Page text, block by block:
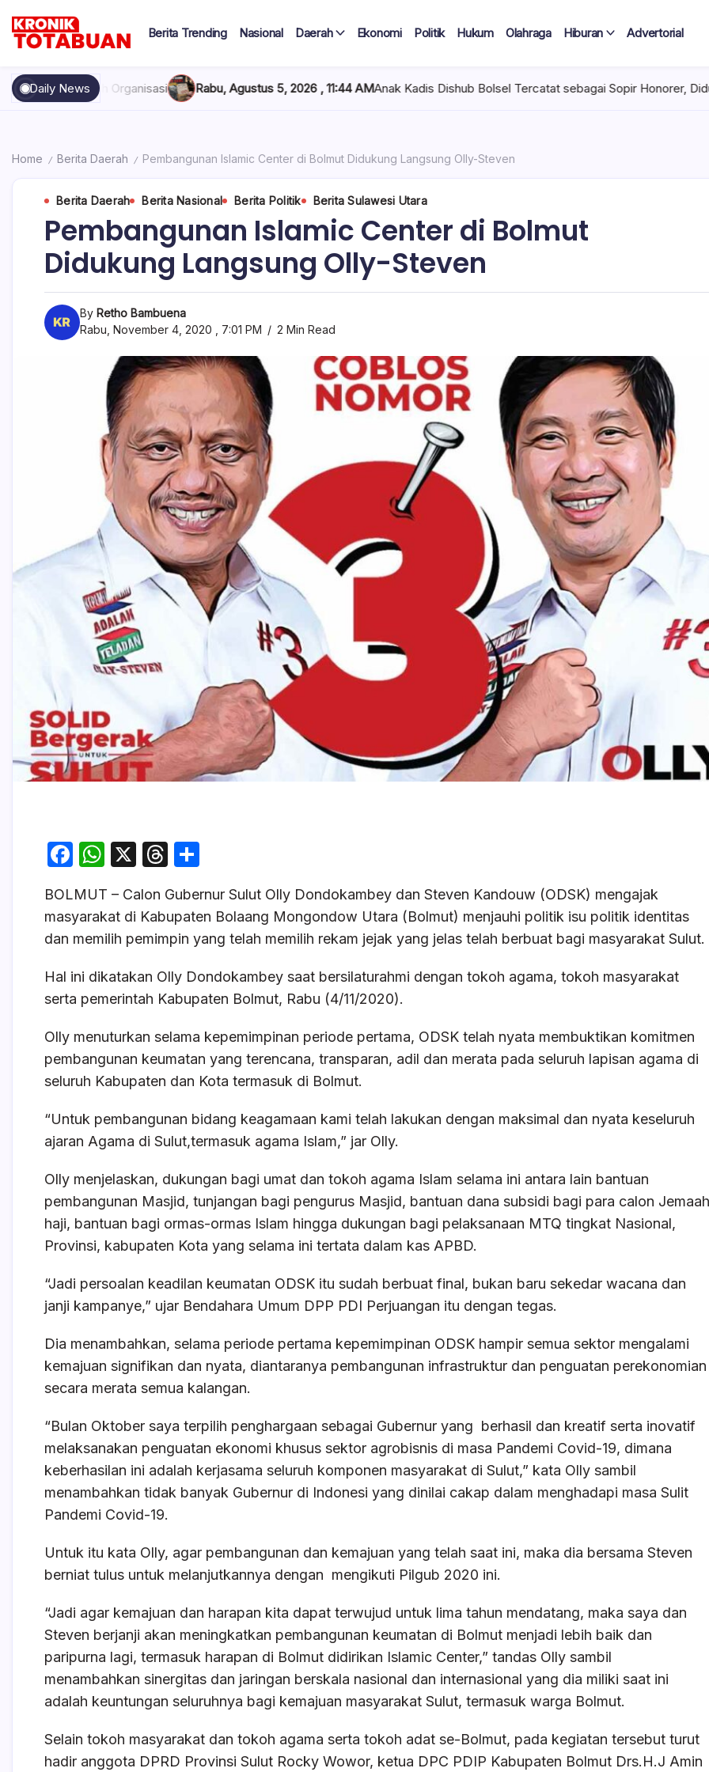
content
Totabuan
Terkini
hari
ini
Berita Trending Nasional Daerah Ekonomi Politik Hukum Olahraga Hiburan Advertorial
Daily NewsRabu, Agustus 5, 2026 , 11:44 AMAnak Kadis Dishub Bolsel Tercatat sebagai Sopir Honorer, Diduga Tak Pernah
Home / Berita Daerah / Pembangunan Islamic Center di Bolmut Didukung Langsung Olly-Steven
Berita Daerah Berita Nasional Berita Politik Berita Sulawesi Utara
Pembangunan Islamic Center di Bolmut
Didukung Langsung Olly-Steven
By Retho Bambuena
Rabu, November 4, 2020 , 7:01 PM
2 Min Read
F
c
e
o
o
k
W
at
s
p
p
X
T
e
a
d
s
ar
e
BOLMUT – Calon Gubernur Sulut Olly Dondokambey dan Steven Kandouw (ODSK) mengajak
masyarakat di Kabupaten Bolaang Mongondow Utara (Bolmut) menjauhi politik isu politik identitas
dan memilih pemimpin yang telah memilih rekam jejak yang jelas telah berbuat bagi masyarakat Sulut.
Hal ini dikatakan Olly Dondokambey saat bersilaturahmi dengan tokoh agama, tokoh masyarakat
serta pemerintah Kabupaten Bolmut, Rabu (4/11/2020).
Olly menuturkan selama kepemimpinan periode pertama, ODSK telah nyata membuktikan komitmen
pembangunan keumatan yang terencana, transparan, adil dan merata pada seluruh lapisan agama di
seluruh Kabupaten dan Kota termasuk di Bolmut.
“Untuk pembangunan bidang keagamaan kami telah lakukan dengan maksimal dan nyata keseluruh
ajaran Agama di Sulut,termasuk agama Islam,” jar Olly.
Olly menjelaskan, dukungan bagi umat dan tokoh agama Islam selama ini antara lain bantuan
pembangunan Masjid, tunjangan bagi pengurus Masjid, bantuan dana subsidi bagi para calon Jemaah
haji, bantuan bagi ormas-ormas Islam hingga dukungan bagi pelaksanaan MTQ tingkat Nasional,
Provinsi, kabupaten Kota yang selama ini tertata dalam kas APBD.
“Jadi persoalan keadilan keumatan ODSK itu sudah berbuat final, bukan baru sekedar wacana dan
janji kampanye,” ujar Bendahara Umum DPP PDI Perjuangan itu dengan tegas.
Dia menambahkan, selama periode pertama kepemimpinan ODSK hampir semua sektor mengalami
kemajuan signifikan dan nyata, diantaranya pembangunan infrastruktur dan penguatan perekonomian
secara merata semua kalangan.
“Bulan Oktober saya terpilih penghargaan sebagai Gubernur yang berhasil dan kreatif serta inovatif
melaksanakan penguatan ekonomi khusus sektor agrobisnis di masa Pandemi Covid-19, dimana
keberhasilan ini adalah kerjasama seluruh komponen masyarakat di Sulut,” kata Olly sambil
menambahkan tidak banyak Gubernur di Indonesi yang dinilai cakap dalam menghadapi masa Sulit
Pandemi Covid-19.
Untuk itu kata Olly, agar pembangunan dan kemajuan yang telah saat ini, maka dia bersama Steven
berniat tulus untuk melanjutkannya dengan mengikuti Pilgub 2020 ini.
“Jadi agar kemajuan dan harapan kita dapat terwujud untuk lima tahun mendatang, maka saya dan
Steven berjanji akan meningkatkan pembangunan keumatan di Bolmut menjadi lebih baik dan
paripurna lagi, termasuk harapan di Bolmut didirikan Islamic Center,” tandas Olly sambil
menambahkan sinergitas dan jaringan berskala nasional dan internasional yang dia miliki saat ini
adalah keuntungan seluruhnya bagi kemajuan masyarakat Sulut, termasuk warga Bolmut.
Selain tokoh masyarakat dan tokoh agama serta tokoh adat se-Bolmut, pada kegiatan tersebut turut
hadir anggota DPRD Provinsi Sulut Rocky Wowor, ketua DPC PDIP Kabupaten Bolmut Drs.H.J Amin